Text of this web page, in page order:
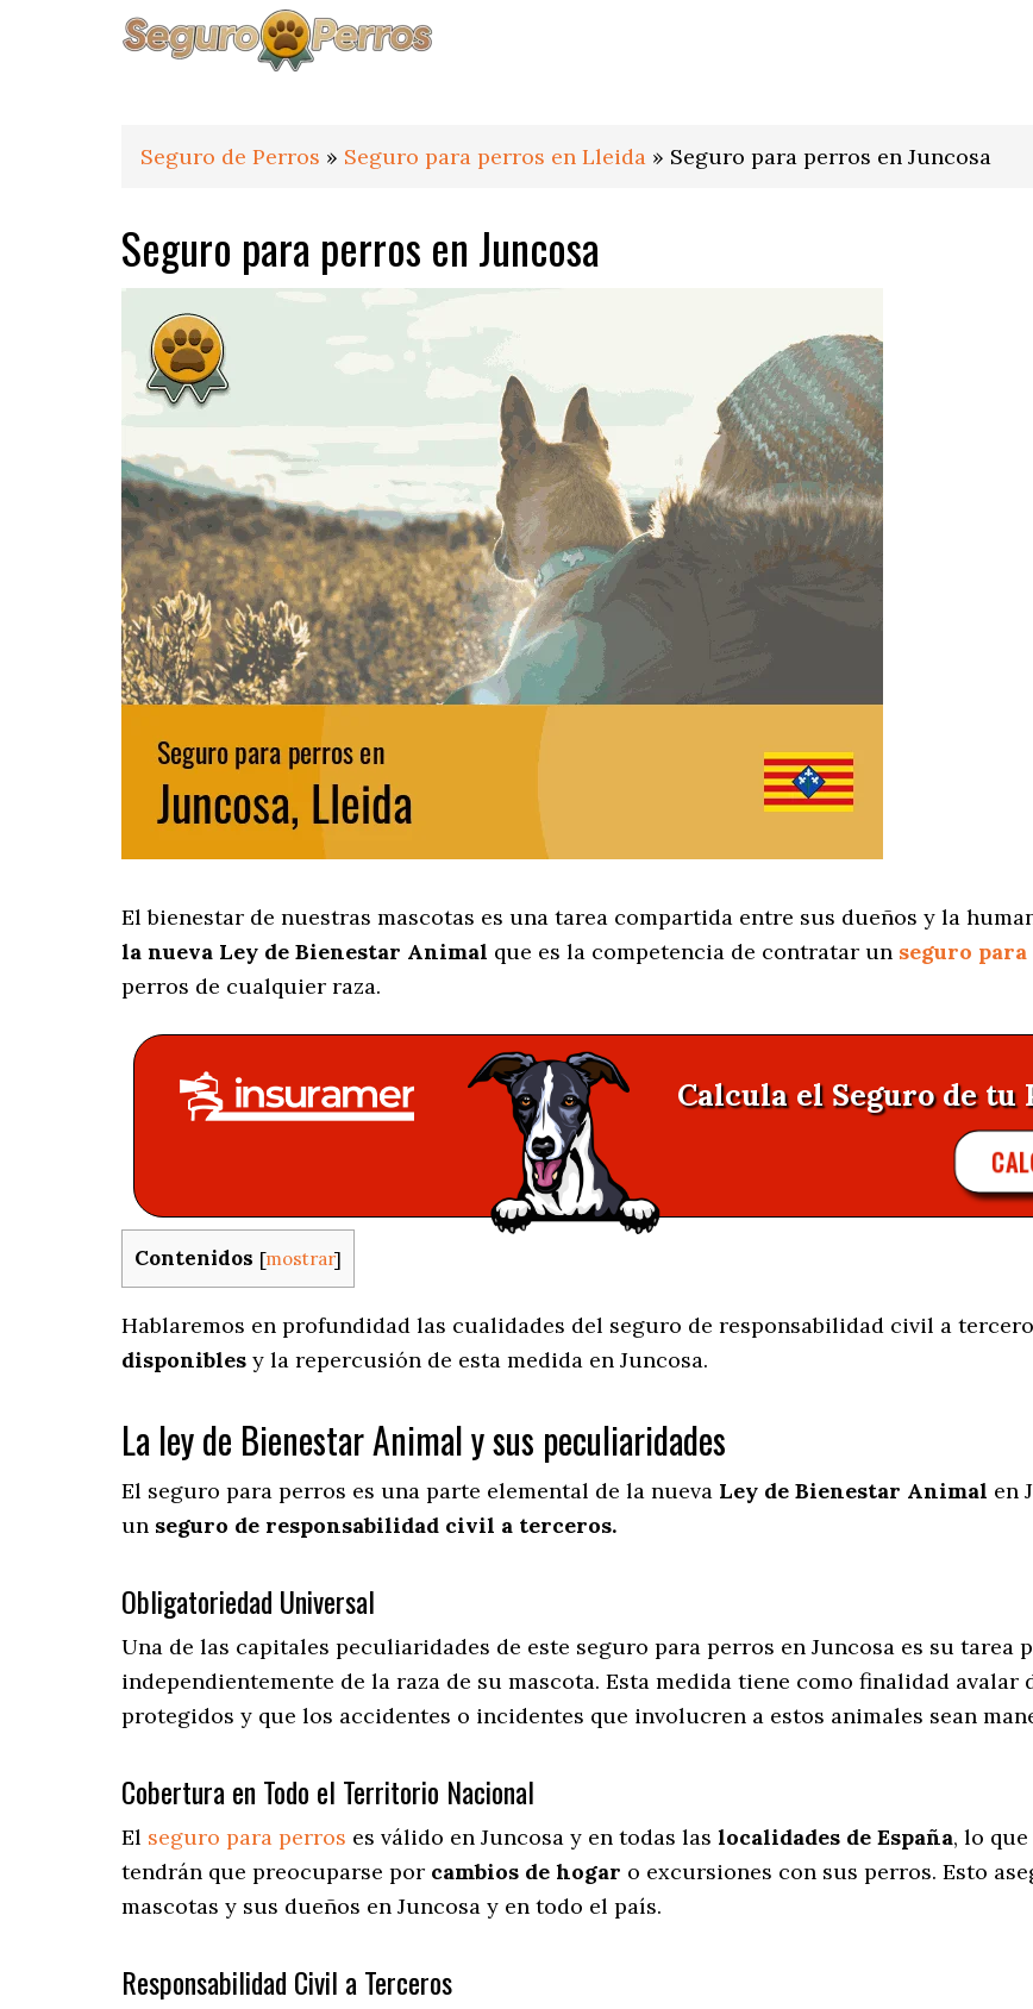
Seguro de Perros » Seguro para perros en Lleida » Seguro para perros en Juncosa
Seguro para perros en Juncosa
El bienestar de nuestras mascotas es una tarea compartida entre sus dueños y la
la nueva Ley de Bienestar Animal que es la competencia de contratar un seguro
perros de cualquier raza.
Calcula el Seguro de tu
Contenidos [mostrar]
Hablaremos en profundidad las cualidades del seguro de responsabilidad civil a
disponibles y la repercusión de esta medida en Juncosa.
La ley de Bienestar Animal y sus peculiaridades
El seguro para perros es una parte elemental de la nueva Ley de Bienestar Animal en
un seguro de responsabilidad civil a terceros.
Obligatoriedad Universal
Una de las capitales peculiaridades de este seguro para perros en Juncosa es su tarea
independientemente de la raza de su mascota. Esta medida tiene como finalidad
protegidos y que los accidentes o incidentes que involucren a estos animales sean
Cobertura en Todo el Territorio Nacional
El seguro para perros es válido en Juncosa y en todas las localidades de España, lo
tendrán que preocuparse por cambios de hogar o excursiones con sus perros. Esto
mascotas y sus dueños en Juncosa y en todo el país.
Responsabilidad Civil a Terceros